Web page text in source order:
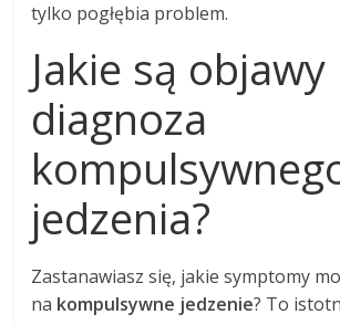
tylko pogłębia problem.
Jakie są objawy
diagnoza
jedzenia?
Zastanawiasz się, jakie symptomy
na kompulsywne jedzenie? To